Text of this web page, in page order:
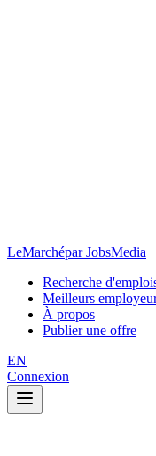
LeMarchépar JobsMedia
Recherche
Meilleurs
À propos
Publier une offre
EN
Connexion